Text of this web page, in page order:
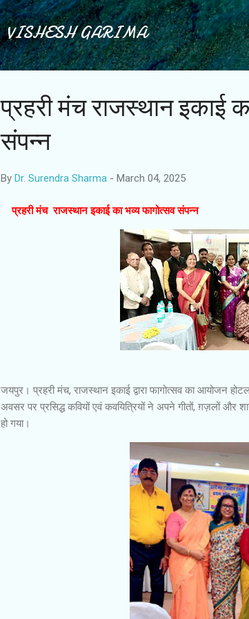
VISHESH GARIMA
प्रहरी मंच राजस्थान इकाई
संपन्न
By Dr. Surendra Sharma - March 04, 2025
प्रहरी मंच राजस्थान इकाई का भव्य फागोत्सव संपन्न
जयपुर। प्रहरी मंच, राजस्थान इकाई द्वारा फागोत्सव का आयोजन
अवसर पर प्रसिद्ध कवियों एवं कवयित्रियों ने अपने गीतों, ग़ज़लों और
हो गया।